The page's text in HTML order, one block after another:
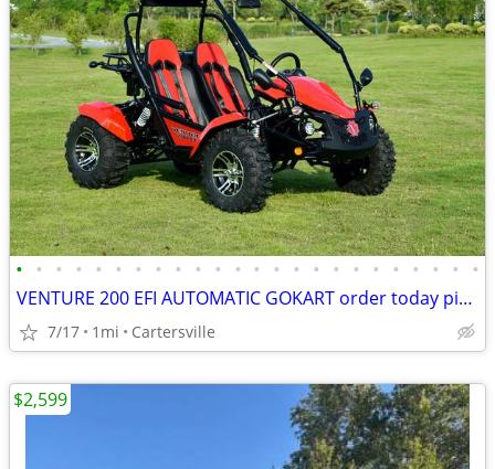
• • • • • • • • • • • • • • • • • • • • • • • •
VENTURE 200 EFI AUTOMATIC GOKART order today pick up same day
7/17 1mi Cartersville
$2,599